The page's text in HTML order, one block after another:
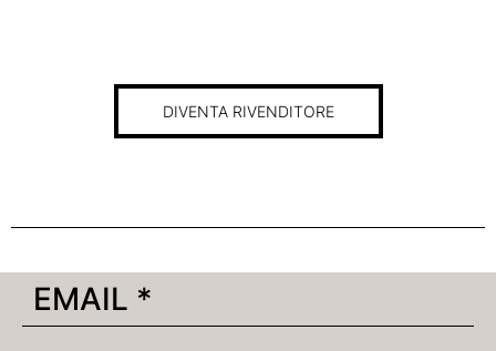
DIVENTA RIVENDITORE